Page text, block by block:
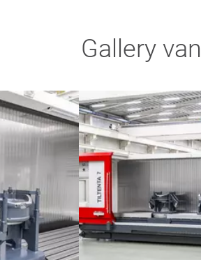
Gallery